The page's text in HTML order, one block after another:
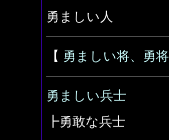
勇ましい人
【 勇ましい将、勇将
勇ましい兵士
┣勇敢な兵士